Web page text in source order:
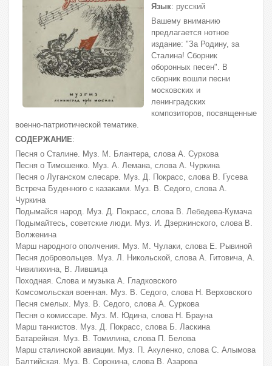
Язык: русский
Вашему вниманию
предлагается нотное
издание: "За Родину, за
Сталина! Сборник
оборонных песен". В
сборник вошли песни
московских и
ленинградских
композиторов, посвященные
военно-патриотической тематике.
СОДЕРЖАНИЕ:
Песня о Сталине. Муз. М. Блантера, слова А. Суркова
Песня о Тимошенко. Муз. А. Лемана, слова А. Чуркина
Песня о Луганском слесаре. Муз. Д. Покрасс, слова В. Гусева
Встреча Буденного с казаками. Муз. В. Седого, слова А.
Чуркина
Подымайся народ. Муз. Д. Покрасс, слова В. Лебедева-Кумача
Подымайтесь, советские люди. Муз. И. Дзержинского, слова В.
Волженина
Марш народного ополчения. Муз. М. Чулаки, слова Е. Рывиной
Песня добровольцев. Муз. Л. Никольской, слова А. Гитовича, А.
Чивилихина, В. Лившица
Походная. Слова и музыка А. Гладковского
Комсомольская военная. Муз. В. Седого, слова Н. Верховского
Песня смелых. Муз. В. Седого, слова А. Суркова
Песня о комиссаре. Муз. М. Юдина, слова Н. Брауна
Марш танкистов. Муз. Д. Покрасс, слова Б. Ласкина
Батарейная. Муз. В. Томилина, слова П. Белова
Марш сталинской авиации. Муз. П. Акуленко, слова С. Алымова
Балтийская. Муз. В. Сорокина, слова В. Азарова